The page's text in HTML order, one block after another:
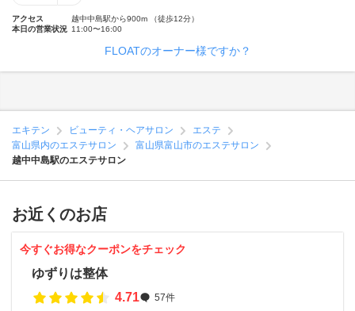
アクセス
越中中島駅から900m （徒歩12分）
本日の営業状況 11:00〜16:00
FLOATのオーナー様ですか？
エキテン ビューティ・ヘアサロン
エステ
富山県内のエステサロン
富山県富山市のエステサロン
越中中島駅のエステサロン
お近くのお店
今すぐお得なクーポンをチェック
ゆずりは整体
4.71
57件